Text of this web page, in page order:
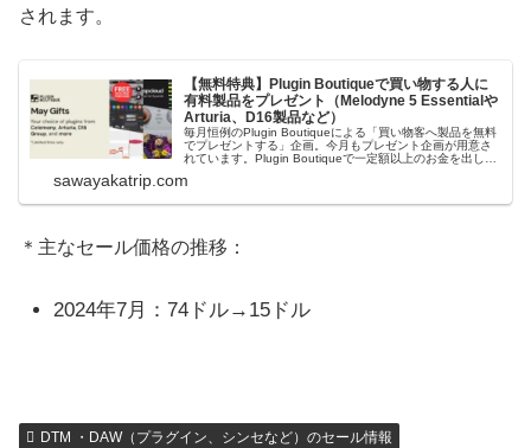
されます。
【無料特典】Plugin Boutiqueで買い物する人に
有料製品をプレゼント（Melodyne 5 Essentialや
Arturia、D16製品など）
毎月恒例のPlugin Boutiqueによる「買い物客へ製品を無料
でプレゼントする」企画。今月もプレゼント企画が用意さ
れています。Plugin Boutiqueで一定額以上のお金を出して
うことができます。＊無料配布終了予定日：日本時間：
sawayakatrip.com
＊主なセール価格の推移：
2024年7月：74ドル→15ドル
DTM ・DAW（プラグイン、シンセなど）のセール情報